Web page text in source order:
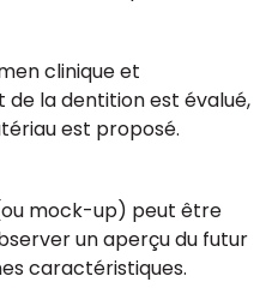
clinique et
de la dentition est évalué,
est proposé.
mock-up) peut être
un aperçu du futur
caractéristiques.